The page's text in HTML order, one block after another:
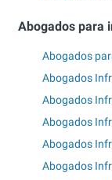
Abogados para
Abogados
Abogados
Abogados
Abogados
Abogados
Abogados